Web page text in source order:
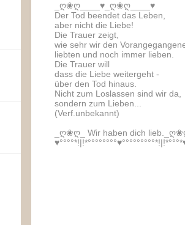
_ღ❀ღ____♥_ღ❀ღ____♥
Der Tod beendet das Leben,
aber nicht die Liebe!
Die Trauer zeigt,
wie sehr wir den
liebten und noch immer lieben.
Die Trauer will
dass die Liebe weitergeht -
über den Tod hinaus.
Nicht zum Loslassen sind wir da,
sondern zum Lieben...
(Verf.unbekannt)
_ღ❀ღ_ Wir haben dich